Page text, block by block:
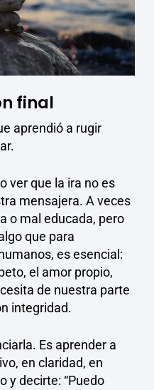
final
aprendió a rugir
ver que la ira no es
mensajera. A veces
o mal educada, pero
que para
es esencial:
el amor propio,
de nuestra parte
integridad.
Es aprender a
en claridad, en
y decirte: “Puedo